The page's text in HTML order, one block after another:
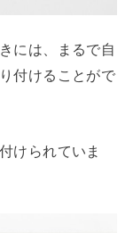
には、まるで自
付けることがで
けられていま